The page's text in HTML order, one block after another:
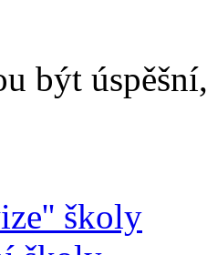
být
školy